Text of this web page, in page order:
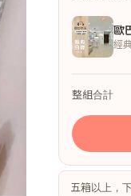
歐
經
整組合計
五箱以上，